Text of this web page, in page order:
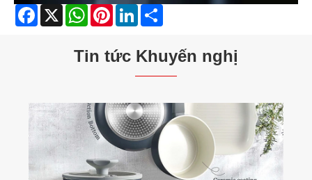
Facebook
X WhatsAppPinterestLinkedIn
Tin tức Khuyến nghị
Chất liệu nào tốt để làm chảo chống dính?
Xem thêm >>